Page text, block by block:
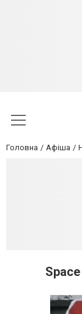
Головна Афіша